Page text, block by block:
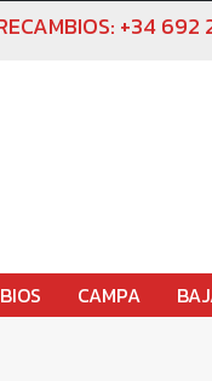
+34 692
CAMPA